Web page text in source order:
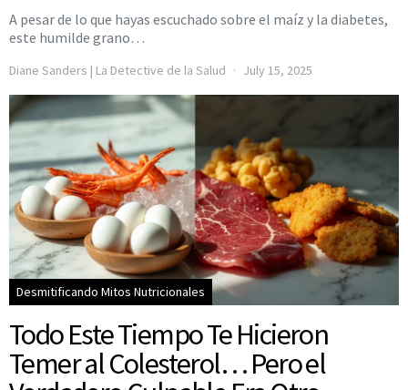
A pesar de lo que hayas escuchado sobre el maíz y la diabetes,
este humilde grano…
Diane Sanders | La Detective de la Salud July 15, 2025
Desmitificando Mitos Nutricionales
Todo Este Tiempo Te Hicieron
Temer al Colesterol… Pero el